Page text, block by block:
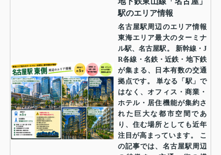
駅のエリア情報
名古屋駅周辺のエリア情報
東海エリア最大のターミナ
ル駅、名古屋駅。 新幹線・J
R各線・名鉄・近鉄・地下鉄
が集まる、日本有数の交通
拠点です。 単なる「駅」で
はなく、オフィス・商業・
ホテル・居住機能が集約さ
れた巨大な都市空間であ
り、住む場所としても近年
注目が高まっています。 こ
の記事では、名古屋駅周辺